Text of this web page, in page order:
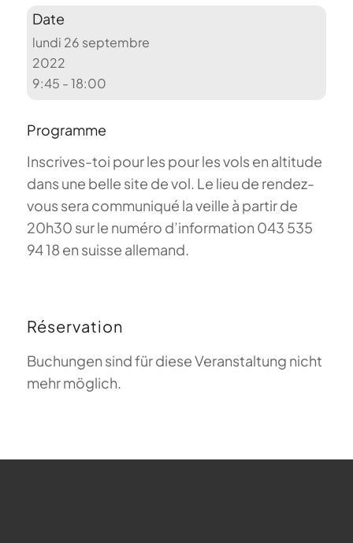
Date
lundi 26 septembre
2022
9:45 - 18:00
Programme
Inscrives-toi pour les pour les vols en altitude
dans une belle site de vol. Le lieu de rendez-
vous sera communiqué la veille à partir de
20h30 sur le numéro d’information 043 535
94 18 en suisse allemand.
Réservation
Buchungen sind für diese Veranstaltung nicht
mehr möglich.